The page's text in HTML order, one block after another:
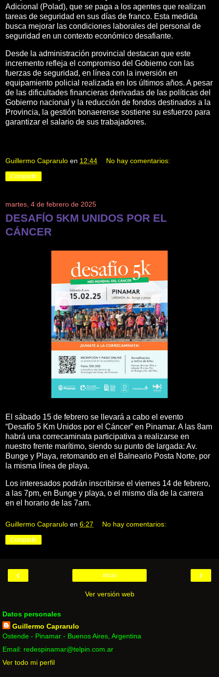
Adicional (Polad), que se paga a los agentes que realizan
tareas de seguridad en sus días de franco. Esta medida
busca mejorar las condiciones laborales del personal de
seguridad en un contexto económico desafiante.
Desde la administración provincial destacan que este
incremento refleja el compromiso del Gobierno con las
fuerzas de seguridad, en línea con la inversión en
equipamiento policial realizada en los últimos años. A pesar
de las dificultades financieras derivadas de las políticas del
Gobierno nacional y la reducción de fondos destinados a la
Provincia, la gestión bonaerense sostiene su esfuerzo para
garantizar el salario de sus trabajadores.
Guillermo Caprarulo en 12:44 No hay comentarios:
Compartir
martes, 4 de febrero de 2025
DESAFÍO 5KM UNIDOS POR EL
CÁNCER
El sábado 15 de febrero se llevará a cabo el evento
“Desafío 5 Km Unidos por el Cáncer” en Pinamar. A las 8am
habrá una correcaminata participativa a realizarse en
nuestro frente marítimo, siendo su punto de largada: Av.
Bunge y Playa, retomando en el Balneario Posta Norte, por
la misma línea de playa.
Los interesados podrán inscribirse el viernes 14 de febrero,
a las 7pm, en Bunge y playa, o el mismo día de la carrera
en el horario de las 7am.
Guillermo Caprarulo en 6:27 No hay comentarios:
Compartir
‹ ›
Inicio
Ver versión web
Datos personales
Guillermo Caprarulo
Ostende - Pinamar - Buenos Aires, Argentina
Email: redespinamar@telpin.com.ar
Ver todo mi perfil